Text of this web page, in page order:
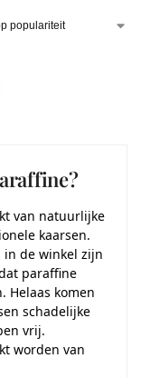
van natuurlijke
kaarsen.
in de winkel zijn
paraffine
Helaas komen
schadelijke
vrij.
worden van